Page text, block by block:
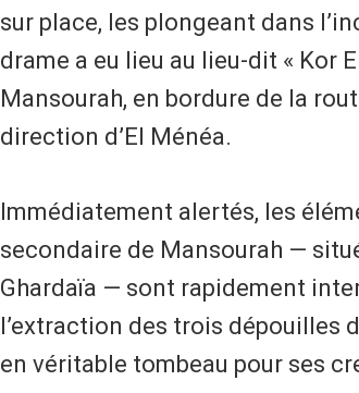
sur place, les plongeant dans
drame a eu lieu au lieu-dit « Kor
Mansourah, en bordure de la
direction d’El Ménéa.
Immédiatement alertés, les
secondaire de Mansourah —
Ghardaïa — sont rapidement
l’extraction des trois dépouilles
en véritable tombeau pour ses